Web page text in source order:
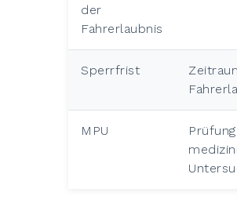
der
Fahrerlaubnis
Sperrfrist
MPU